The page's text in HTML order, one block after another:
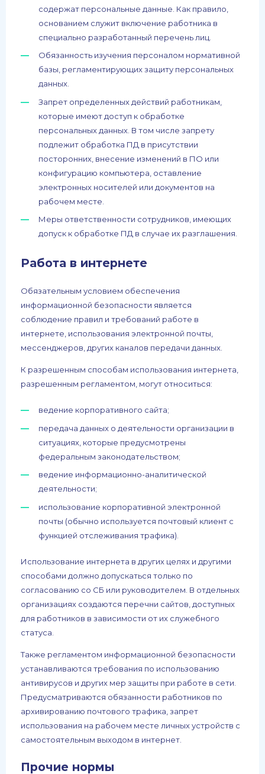
содержат персональные данные. Как правило,
основанием служит включение работника в
специально разработанный перечень лиц.
Обязанность изучения персоналом нормативной
базы, регламентирующих защиту персональных
данных.
Запрет определенных действий работникам,
которые имеют доступ к обработке
персональных данных. В том числе запрету
подлежит обработка ПД в присутствии
посторонних, внесение изменений в ПО или
конфигурацию компьютера, оставление
электронных носителей или документов на
рабочем месте.
Меры ответственности сотрудников, имеющих
допуск к обработке ПД в случае их разглашения.
Работа в интернете
Обязательным условием обеспечения
информационной безопасности является
соблюдение правил и требований работе в
интернете, использования электронной почты,
мессенджеров, других каналов передачи данных.
К разрешенным способам использования интернета,
разрешенным регламентом, могут относиться:
ведение корпоративного сайта;
передача данных о деятельности организации в
ситуациях, которые предусмотрены
федеральным законодательством;
ведение информационно-аналитической
деятельности;
использование корпоративной электронной
почты (обычно используется почтовый клиент с
функцией отслеживания трафика).
Использование интернета в других целях и другими
способами должно допускаться только по
согласованию со СБ или руководителем. В отдельных
организациях создаются перечни сайтов, доступных
для работников в зависимости от их служебного
статуса.
Также регламентом информационной безопасности
устанавливаются требования по использованию
антивирусов и других мер защиты при работе в сети.
Предусматриваются обязанности работников по
архивированию почтового трафика, запрет
использования на рабочем месте личных устройств с
самостоятельным выходом в интернет.
Прочие нормы